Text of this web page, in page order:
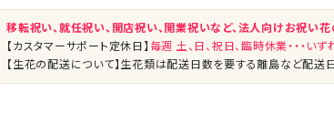
移転祝い、就任祝い、開店祝い、開業祝いなど、法人向けお祝い花
【カスタマーサポート定休日】 毎週 土、日、祝日、臨時休業・・・
【生花の配送について】生花類は配送日数を要する離島など配送